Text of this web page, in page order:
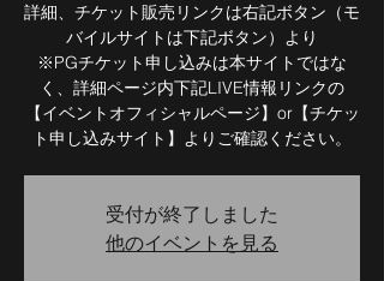
詳細、チケット販売リンクは右記ボタン（モ
バイルサイトは下記ボタン）より
※PGチケット申し込みは本サイトではな
く、詳細ページ内下記LIVE情報リンクの
【イベントオフィシャルページ】or【チケッ
ト申し込みサイト】よりご確認ください。
受付が終了しました
他のイベントを見る